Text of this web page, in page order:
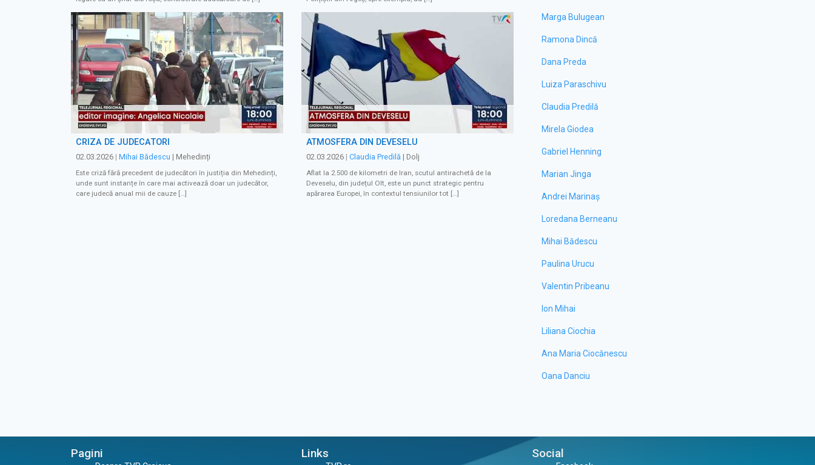
CRIZĂ DE JUDECĂTORI
02.03.2026 | Mihai Bădescu | Mehedinți
Este criză fără precedent de judecători în justiția din Mehedinți,
unde sunt instanțe în care mai activează doar un judecător,
care judecă anual mii de cauze […]
ATMOSFERA DIN DEVESELU
02.03.2026 | Claudia Predilă | Dolj
Aflat la 2.500 de kilometri de Iran, scutul antirachetă de la
Deveselu, din județul Olt, este un punct strategic pentru
apărarea Europei, în contextul tensiunilor tot […]
Marga Bulugean
Ramona Dincă
Dana Preda
Luiza Paraschivu
Claudia Predilă
Mirela Giodea
Gabriel Henning
Marian Jinga
Andrei Marinaș
Loredana Berneanu
Mihai Bădescu
Paulina Urucu
Valentin Pribeanu
Ion Mihai
Liliana Ciochia
Ana Maria Ciocănescu
Oana Danciu
Pagini Links Social